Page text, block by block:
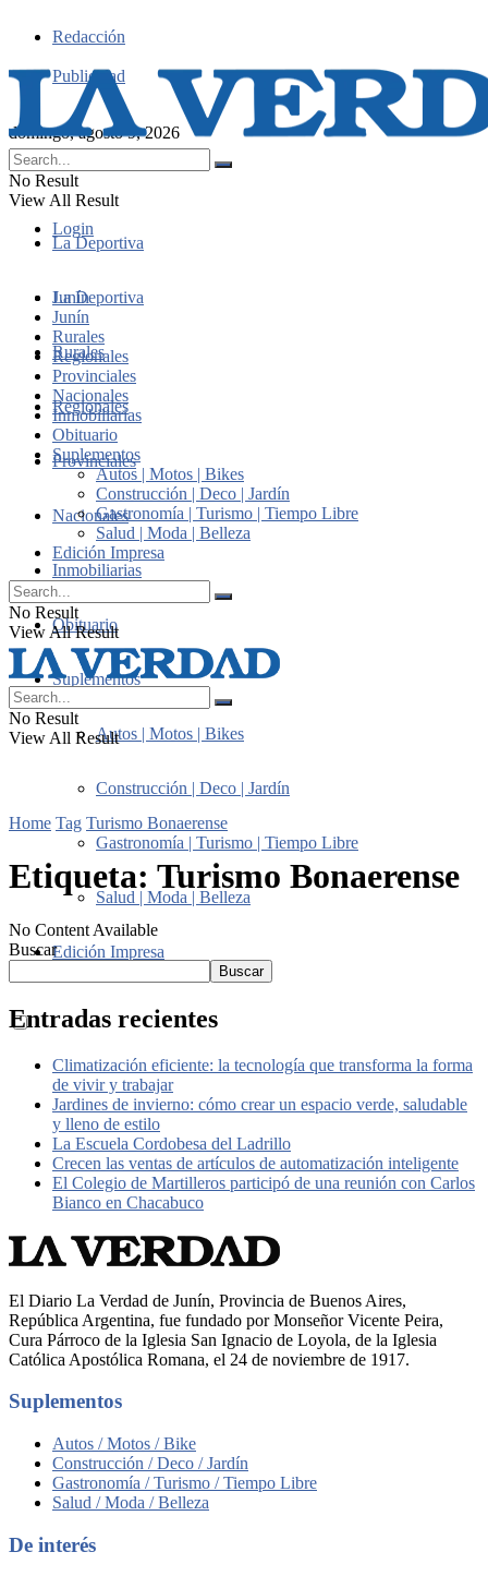
Redacción
Publicidad
domingo, agosto 9, 2026
Login
No Result
View All Result
La Deportiva
Junín
Rurales
Regionales
Provinciales
Nacionales
Inmobiliarias
Obituario
Suplementos
Autos | Motos | Bikes
Construcción | Deco | Jardín
Gastronomía | Turismo | Tiempo Libre
Salud | Moda | Belleza
Edición Impresa
La Deportiva
Junín
Rurales
Regionales
Provinciales
Nacionales
Inmobiliarias
Obituario
Suplementos
Autos | Motos | Bikes
Construcción | Deco | Jardín
Gastronomía | Turismo | Tiempo Libre
Salud | Moda | Belleza
Edición Impresa
No Result
View All Result
No Result
View All Result
Home Tag Turismo Bonaerense
Etiqueta: Turismo Bonaerense
No Content Available
Buscar
Buscar
Entradas recientes
Climatización eficiente: la tecnología que transforma la forma
de vivir y trabajar
Jardines de invierno: cómo crear un espacio verde, saludable
y lleno de estilo
La Escuela Cordobesa del Ladrillo
Crecen las ventas de artículos de automatización inteligente
El Colegio de Martilleros participó de una reunión con Carlos
Bianco en Chacabuco
El Diario La Verdad de Junín, Provincia de Buenos Aires,
República Argentina, fue fundado por Monseñor Vicente Peira,
Cura Párroco de la Iglesia San Ignacio de Loyola, de la Iglesia
Católica Apostólica Romana, el 24 de noviembre de 1917.
Suplementos
Autos / Motos / Bike
Construcción / Deco / Jardín
Gastronomía / Turismo / Tiempo Libre
Salud / Moda / Belleza
De interés